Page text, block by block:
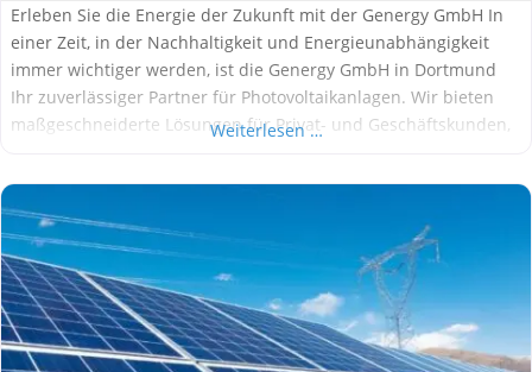
Erleben Sie die Energie der Zukunft mit der Genergy GmbH In
einer Zeit, in der Nachhaltigkeit und Energieunabhängigkeit
immer wichtiger werden, ist die Genergy GmbH in Dortmund
Ihr zuverlässiger Partner für Photovoltaikanlagen. Wir bieten
maßgeschneiderte Lösungen für Privat- und Geschäftskunden,
Fachleuten begleitet Sie von
Weiterlesen …